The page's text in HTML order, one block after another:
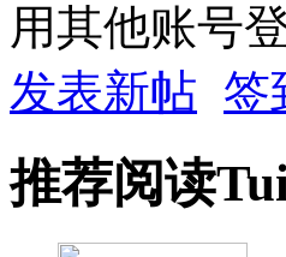
用其他账号
发表新帖 签
推荐阅读